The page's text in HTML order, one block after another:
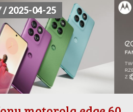
/ 2025-04-25